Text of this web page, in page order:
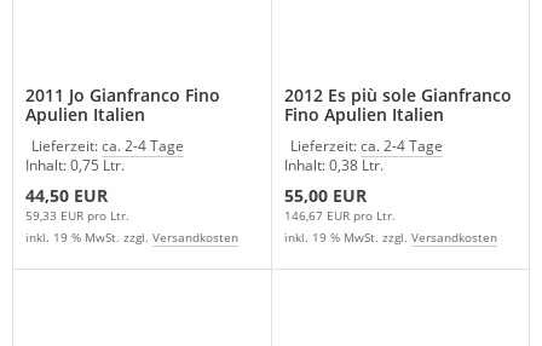
2011 Jo Gianfranco Fino
Apulien Italien
Lieferzeit:ca. 2-4 Tage
Inhalt: 0,75 Ltr.
44,50 EUR
59,33 EUR pro Ltr.
inkl. 19 % MwSt. zzgl. Versandkosten
2012 Es più sole Gianfranco
Fino Apulien Italien
Lieferzeit:ca. 2-4 Tage
Inhalt: 0,38 Ltr.
55,00 EUR
146,67 EUR pro Ltr.
inkl. 19 % MwSt. zzgl. Versandkosten